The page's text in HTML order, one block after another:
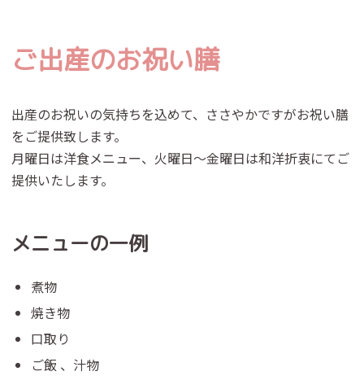
ご出産のお祝い膳
出産のお祝いの気持ちを込めて、ささやかですがお祝い膳
をご提供致します。
月曜日は洋食メニュー、火曜日～金曜日は和洋折衷にてご
提供いたします。
メニューの一例
煮物
焼き物
口取り
ご飯 、汁物